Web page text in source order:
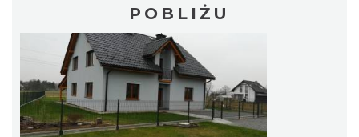
POBLIŻU